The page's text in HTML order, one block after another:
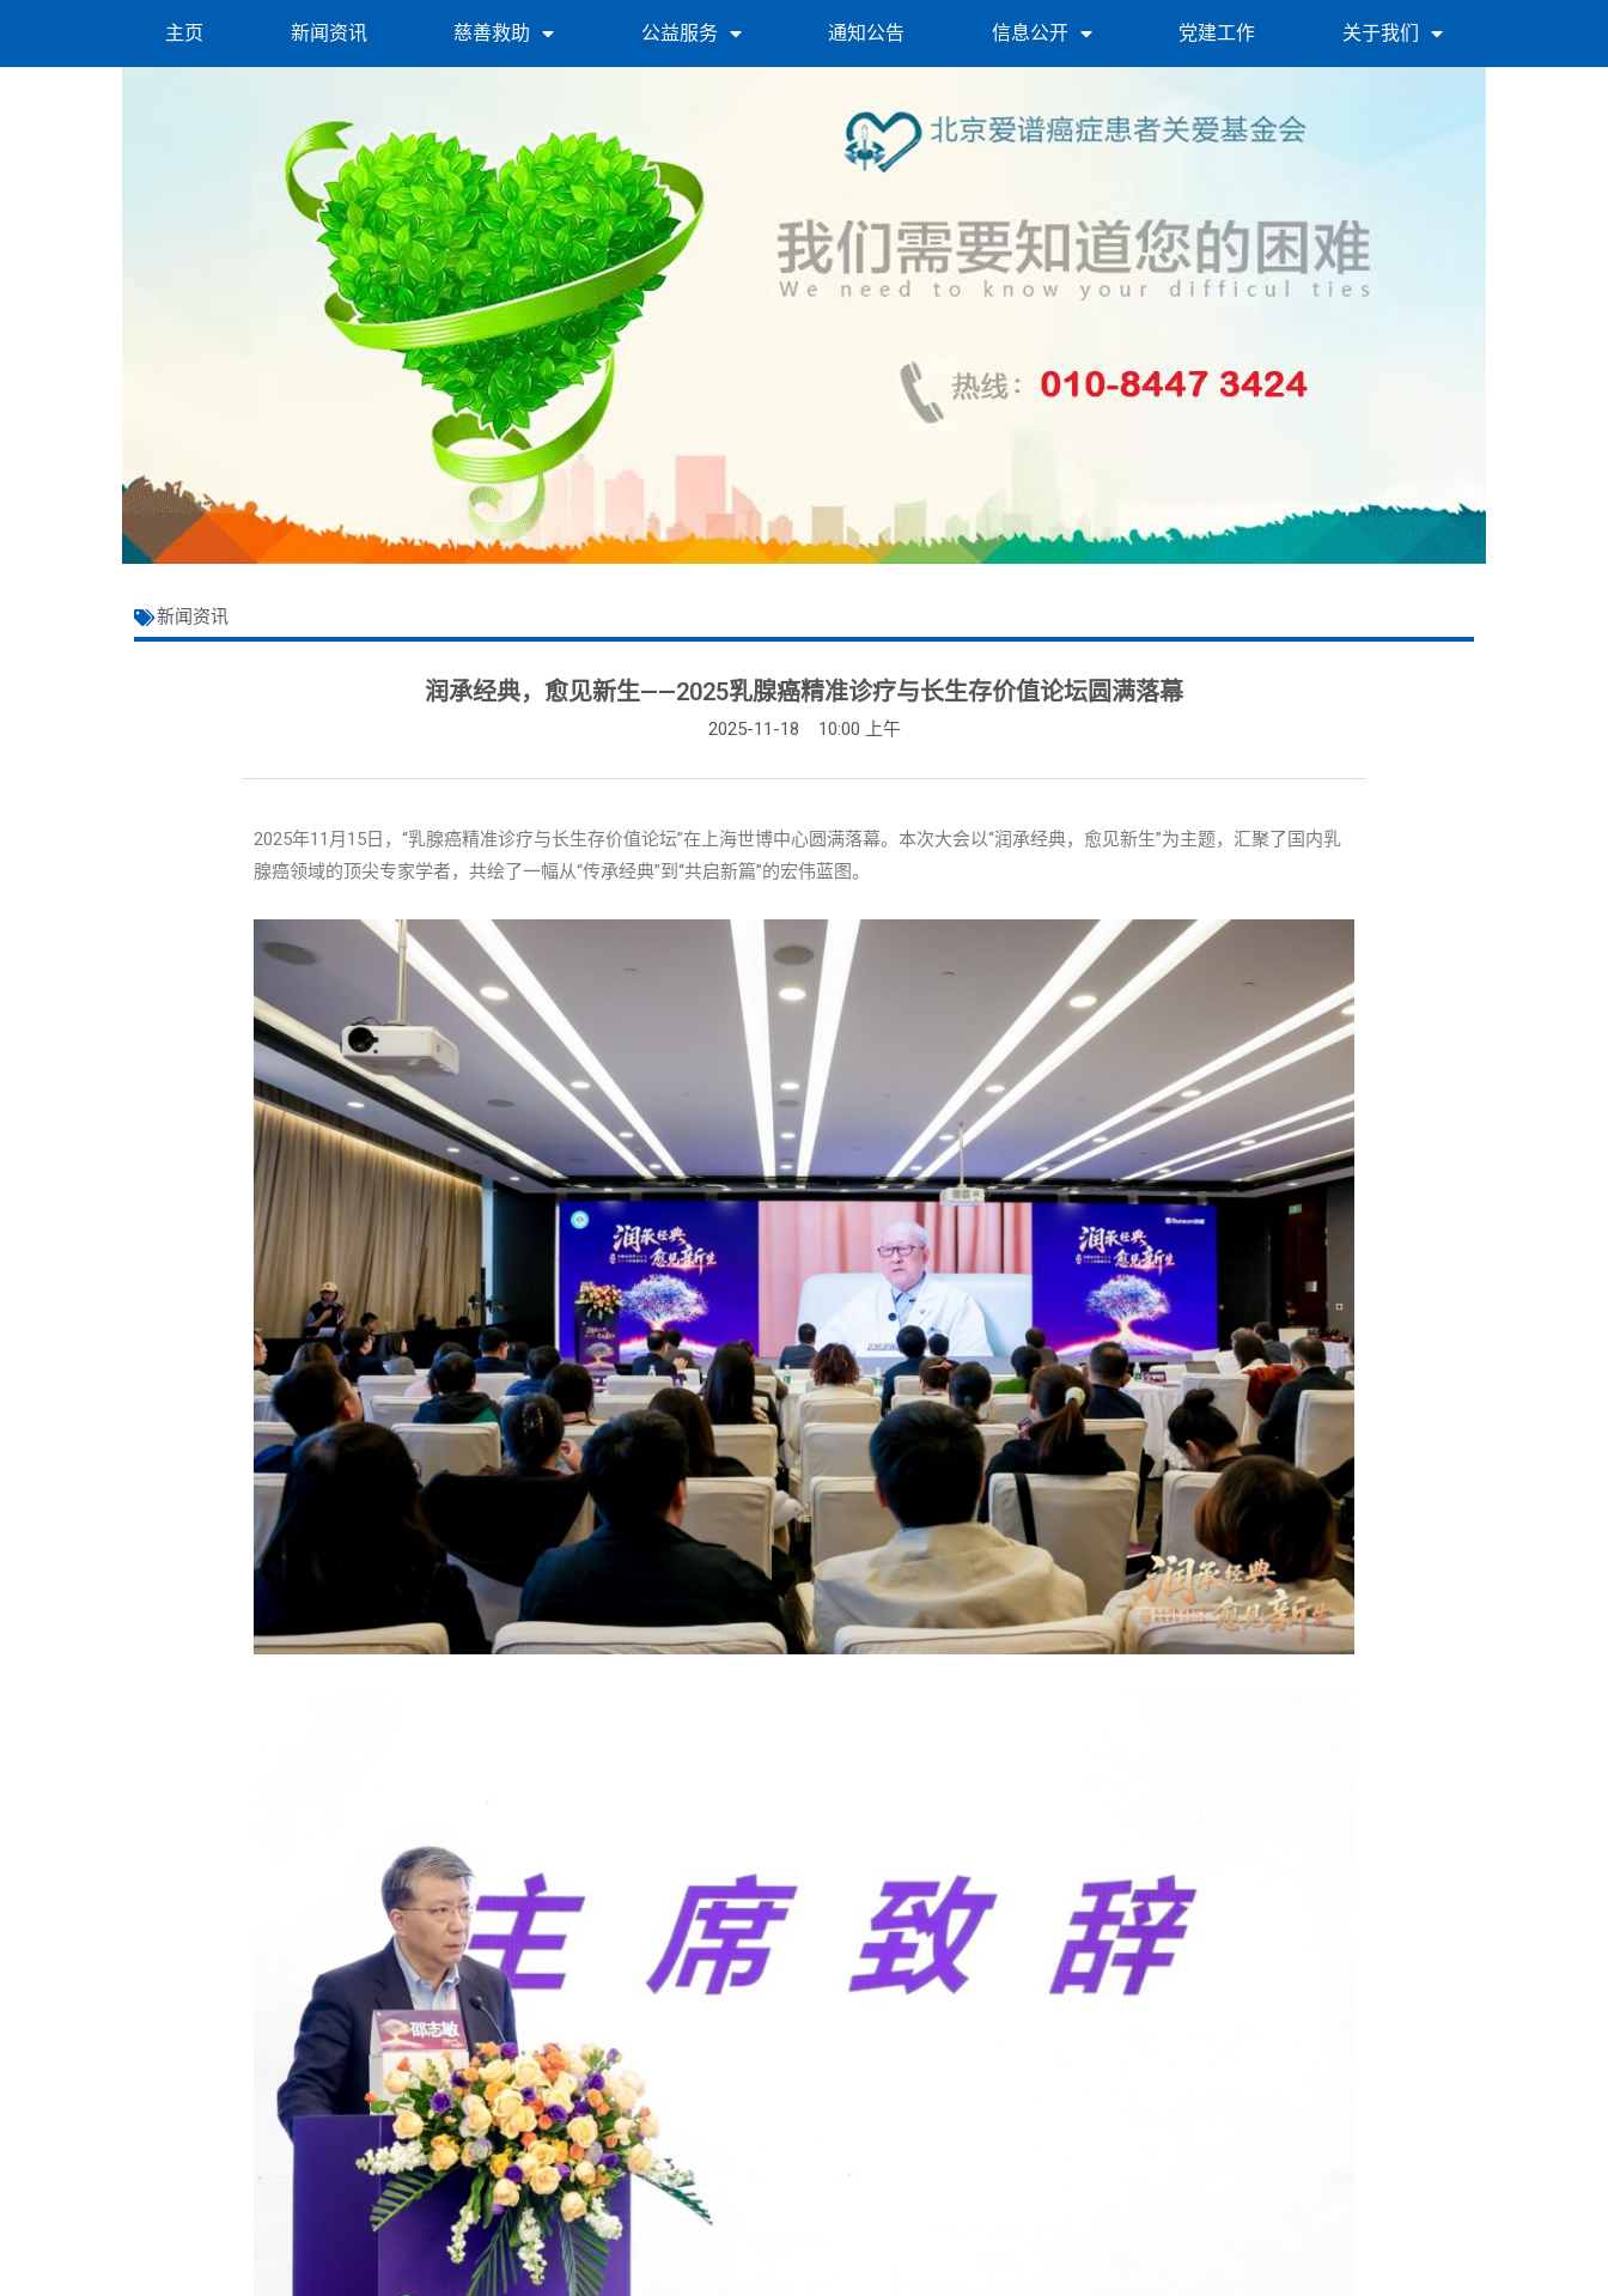
主页 新闻资讯 慈善救助 公益服务 通知公告 信息公开 党建工作 关于我们
新闻资讯
润承经典，愈见新生——2025乳腺癌精准诊疗与长生存价值论坛圆满落幕
2025-11-18 10:00 上午
2025年11月15日，“乳腺癌精准诊疗与长生存价值论坛”在上海世博中心圆满落幕。本次大会以“润承经典，愈见新生”为主题，汇聚了国内乳
腺癌领域的顶尖专家学者，共绘了一幅从“传承经典”到“共启新篇”的宏伟蓝图。